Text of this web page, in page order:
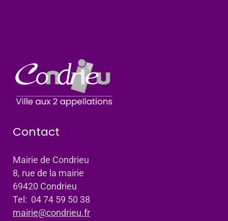
Contact
Mairie de Condrieu
8, rue de la mairie
69420 Condrieu
Tel: 04 74 59 50 38
mairie@condrieu.fr